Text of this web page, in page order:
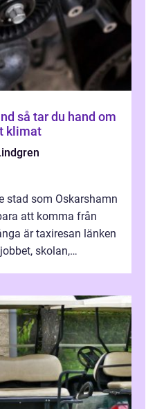
om
klimat
stad som Oskarshamn
att komma från
är taxiresan länken
skolan,